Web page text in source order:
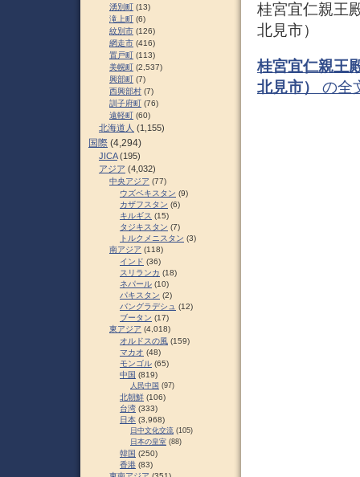
桂宮宜仁親王
北見市）
桂宮宜仁親王
北見市）
の全
湧別町 (13)
滝上町 (6)
紋別市 (126)
網走市 (416)
置戸町 (113)
美幌町 (2,537)
興部町 (7)
西興部村 (7)
訓子府町 (76)
遠軽町 (60)
北海道人 (1,155)
国際 (4,294)
JICA(195)
アジア (4,032)
中央アジア (77)
ウズベキスタン (9)
カザフスタン (6)
キルギス (15)
タジキスタン (7)
トルクメニスタン (3)
南アジア (118)
インド (36)
スリランカ (18)
ネパール (10)
パキスタン (2)
バングラデシュ (12)
ブータン (17)
東アジア (4,018)
オルドスの風 (159)
マカオ (48)
モンゴル (65)
中国 (819)
人民中国 (97)
北朝鮮 (106)
台湾 (333)
日本 (3,968)
日中文化交流 (105)
日本の皇室 (88)
韓国 (250)
香港 (83)